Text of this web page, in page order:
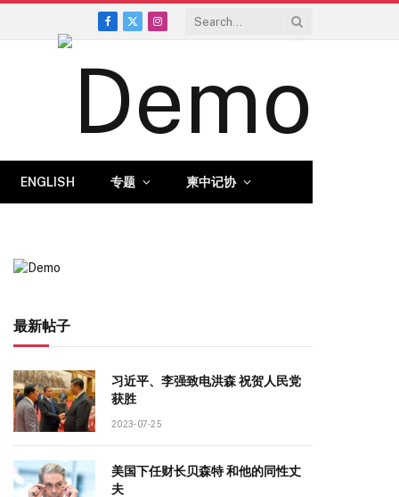
Facebook
X
Instagram
ENGLISH 专题 柬中记协
最新帖子
习近平、李强致电洪森 祝贺人民党
获胜
2023-07-25
美国下任财长贝森特 和他的同性丈
夫